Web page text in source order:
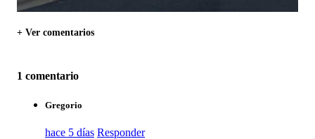
+ Ver comentarios
1 comentario
Gregorio
hace 5 días Responder